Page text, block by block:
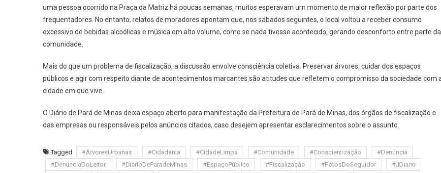
uma pessoa ocorrido na Praça da Matriz há poucas semanas, muitos esperavam um momento de maior reflexão por parte dos
frequentadores. No entanto, relatos de moradores apontam que, nos sábados seguintes, o local voltou a receber consumo
excessivo de bebidas alcoólicas e música em alto volume, como se nada tivesse acontecido, gerando desconforto entre parte da
comunidade.
Mais do que um problema de fiscalização, a discussão envolve consciência coletiva. Preservar árvores, cuidar dos espaços
públicos e agir com respeito diante de acontecimentos marcantes são atitudes que refletem o compromisso da sociedade com
cidade em que vive.
O Diário de Pará de Minas deixa espaço aberto para manifestação da Prefeitura de Pará de Minas, dos órgãos de fiscalização e
das empresas ou responsáveis pelos anúncios citados, caso desejem apresentar esclarecimentos sobre o assunto.
Tagged #ÁrvoresUrbanas #Cidadania #CidadeLimpa #Comunidade #Conscientização
#Denúncia
#DenúnciaDoLeitor
#DiarioDeParadeMinas #EspaçoPúblico #Fiscalização #FotosDoSeguidor
#JDiario